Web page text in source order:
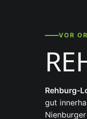
VOR
Rehburg-
gut